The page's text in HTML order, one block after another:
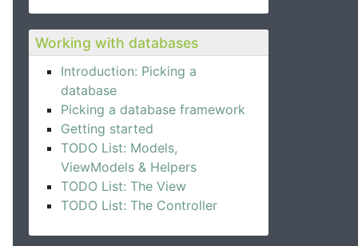
Working with databases
Introduction: Picking a
database
Picking a database framework
Getting started
TODO List: Models,
ViewModels & Helpers
TODO List: The View
TODO List: The Controller